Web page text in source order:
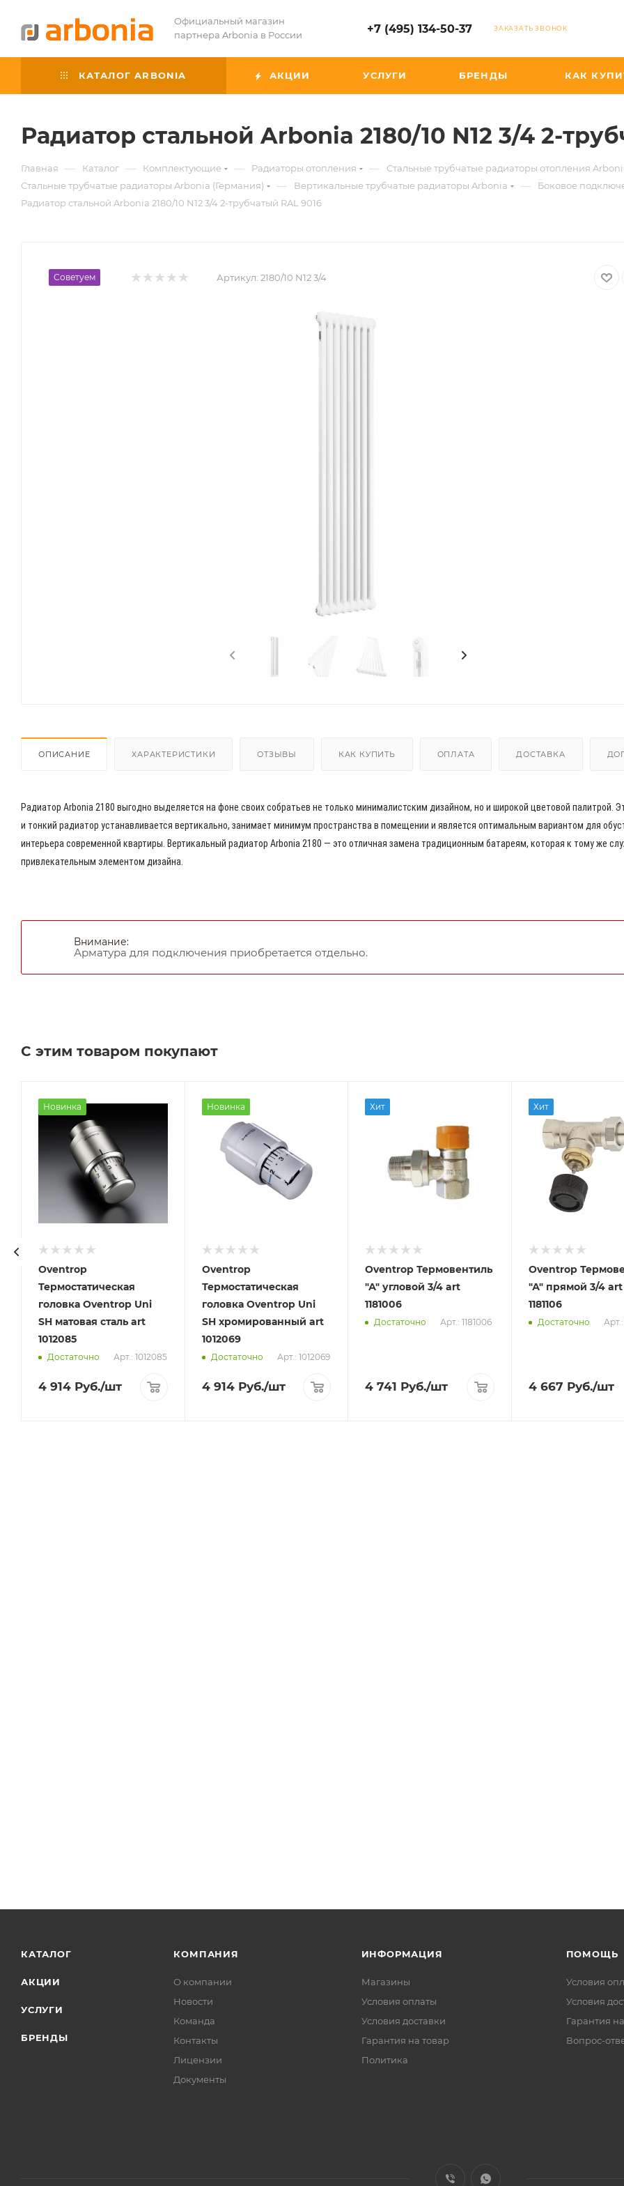
Официальный магазин
партнера Arbonia в России
+7 (495) 134-50-37 ЗАКАЗАТЬ ЗВОНОК
КАТАЛОГ ARBONIA АКЦИИ УСЛУГИ БРЕНДЫ КАК
Радиатор стальной Arbonia 2180/10 N12 3/4 2-
Главная — Каталог — Комплектующие — Радиаторы отопления — Стальные трубчатые радиаторы отопления
Стальные трубчатые радиаторы Arbonia (Германия) — Вертикальные трубчатые радиаторы Arbonia — Боковое
Радиатор стальной Arbonia 2180/10 N12 3/4 2-трубчатый RAL 9016
Советуем Артикул: 2180/10 N12 3/4
ОПИСАНИЕ ХАРАКТЕРИСТИКИ ОТЗЫВЫ КАК КУПИТЬ ОПЛАТА ДОСТАВКА
Радиатор Arbonia 2180 выгодно выделяется на фоне своих собратьев не только минималистским дизайном, но и широкой цветовой палитрой.
и тонкий радиатор устанавливается вертикально, занимает минимум пространства в помещении и является оптимальным вариантом для
интерьера современной квартиры. Вертикальный радиатор Arbonia 2180 — это отличная замена традиционным батареям, которая к тому же
привлекательным элементом дизайна.
Внимание:
Арматура для подключения приобретается отдельно.
С этим товаром покупают
Новинка
Oventrop
Термостатическая
головка Oventrop Uni
SH матовая сталь art
1012085
Достаточно Арт.: 1012085
4 914Руб./шт
Новинка
Oventrop
Термостатическая
головка Oventrop Uni
SH хромированный art
1012069
Достаточно Арт.: 1012069
4 914Руб./шт
Хит
Oventrop Термовентиль
"А" угловой 3/4 art
1181006
Достаточно Арт.: 1181006
4 741 Руб./шт
Хит
Oventrop
"А" прямой 3/4 art
1181106
Достаточно Арт.:
4 667 Руб./шт
КАТАЛОГ
АКЦИИ
УСЛУГИ
БРЕНДЫ
КОМПАНИЯ
О компании
Новости
Команда
Контакты
Лицензии
Документы
ИНФОРМАЦИЯ
Магазины
Условия оплаты
Условия доставки
Гарантия на товар
Политика
ПОМОЩЬ
Условия
Условия
Гарантия
Вопрос-